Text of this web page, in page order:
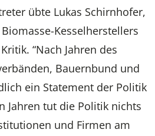
übte Lukas Schirnhofer,
Kesselherstellers
“Nach Jahren des
Bauernbund und
ein Statement der Politik
Jahren tut die Politik nichts
und Firmen am